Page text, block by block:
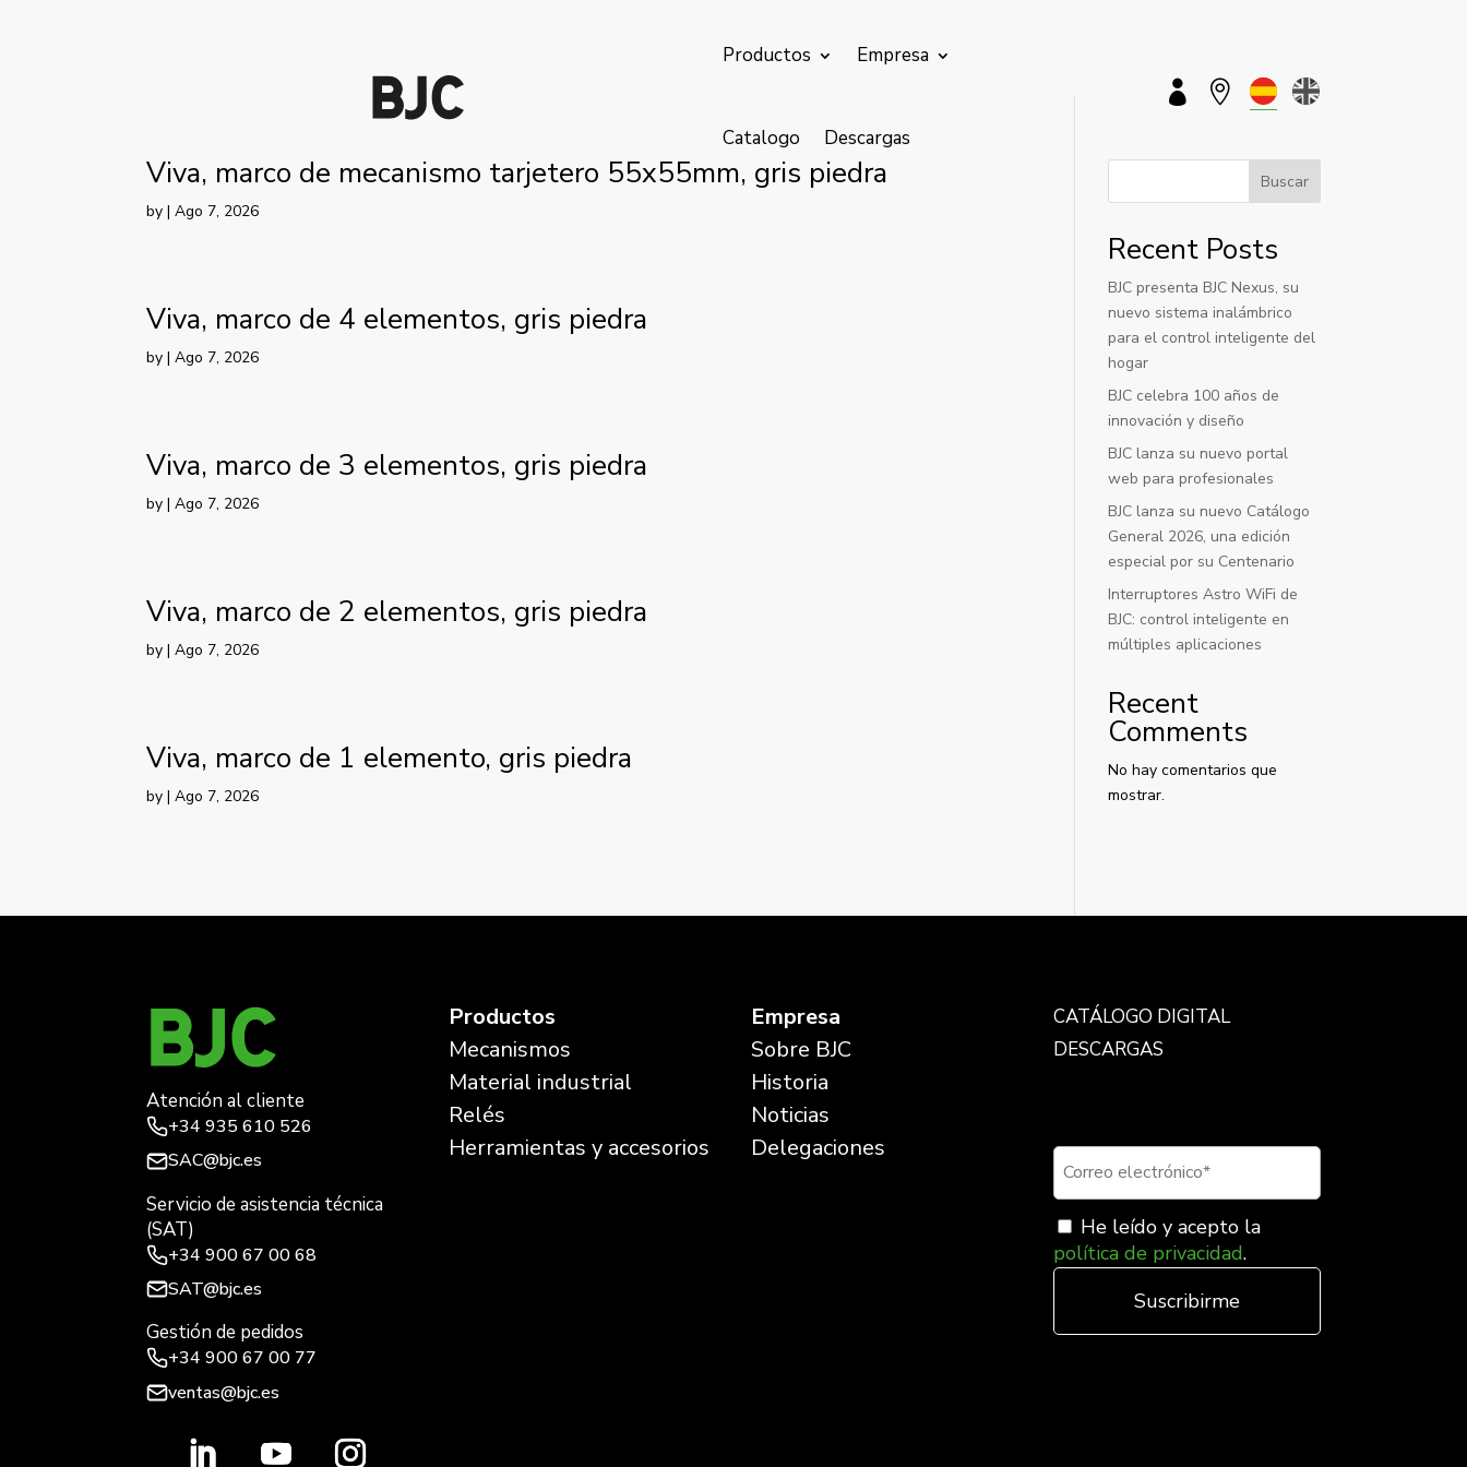
Productos Empresa
Catalogo Descargas
 
Viva, marco de mecanismo tarjetero 55x55mm, gris piedra
by|Ago 7, 2026
Viva, marco de 4 elementos, gris piedra
by|Ago 7, 2026
Viva, marco de 3 elementos, gris piedra
by|Ago 7, 2026
Viva, marco de 2 elementos, gris piedra
by|Ago 7, 2026
Viva, marco de 1 elemento, gris piedra
by|Ago 7, 2026
Buscar
Recent Posts
BJC presenta BJC Nexus, su
nuevo sistema inalámbrico
para el control inteligente del
hogar
BJC celebra 100 años de
innovación y diseño
BJC lanza su nuevo portal
web para profesionales
BJC lanza su nuevo Catálogo
General 2026, una edición
especial por su Centenario
Interruptores Astro WiFi de
BJC: control inteligente en
múltiples aplicaciones
Recent
Comments
No hay comentarios que
mostrar.
Atención al cliente
+34935 610 526
SAC@bjc.es
Servicio de asistencia técnica
(SAT)
+34900 67 00 68
SAT@bjc.es
Gestión de pedidos
+34 900 67 00 77
ventas@bjc.es
Productos
Mecanismos
Material industrial
Relés
Herramientas y accesorios
Empresa
Sobre BJC
Historia
Noticias
Delegaciones
CATÁLOGO DIGITAL
DESCARGAS
He leído y acepto la
política de privacidad.